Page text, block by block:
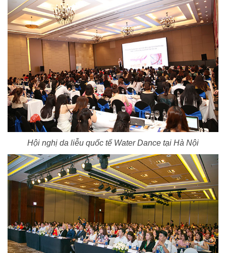
Hội nghị da liễu quốc tế Water Dance tại Hà Nội